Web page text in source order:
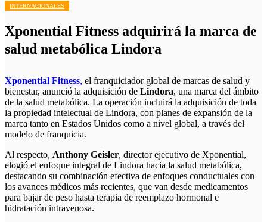
INTERNACIONALES
Xponential Fitness adquirirá la marca de
salud metabólica Lindora
Xponential Fitness, el franquiciador global de marcas de salud y
bienestar, anunció la adquisición de Lindora, una marca del ámbito
de la salud metabólica. La operación incluirá la adquisición de toda
la propiedad intelectual de Lindora, con planes de expansión de la
marca tanto en Estados Unidos como a nivel global, a través del
modelo de franquicia.
Al respecto, Anthony Geisler, director ejecutivo de Xponential,
elogió el enfoque integral de Lindora hacia la salud metabólica,
destacando su combinación efectiva de enfoques conductuales con
los avances médicos más recientes, que van desde medicamentos
para bajar de peso hasta terapia de reemplazo hormonal e
hidratación intravenosa.